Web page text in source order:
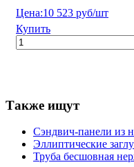
Цена:10 523 руб/шт
Купить
Также ищут
Cэндвич-панели из
Эллиптические
Труба бесшовная